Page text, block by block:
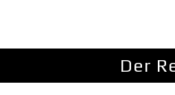
Der